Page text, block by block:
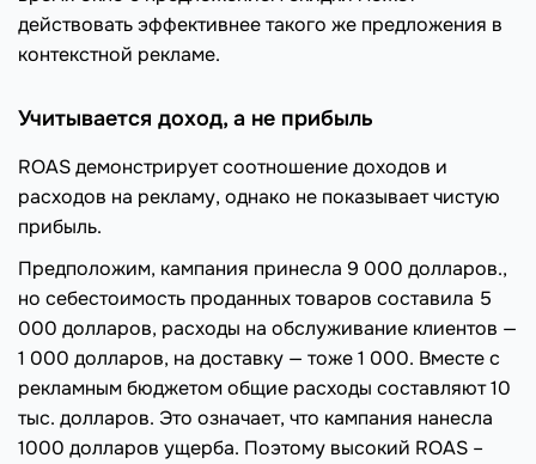
действовать эффективнее такого же предложения в
контекстной рекламе.
Учитывается доход, а не прибыль
ROAS демонстрирует соотношение доходов и
расходов на рекламу, однако не показывает чистую
прибыль.
Предположим, кампания принесла 9 000 долларов.,
но себестоимость проданных товаров составила 5
000 долларов, расходы на обслуживание клиентов —
1 000 долларов, на доставку — тоже 1 000. Вместе с
рекламным бюджетом общие расходы составляют 10
тыс. долларов. Это означает, что кампания нанесла
1000 долларов ущерба. Поэтому высокий ROAS –